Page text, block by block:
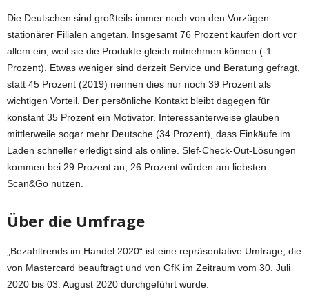
Die Deutschen sind großteils immer noch von den Vorzügen
stationärer Filialen angetan. Insgesamt 76 Prozent kaufen dort vor
allem ein, weil sie die Produkte gleich mitnehmen können (-1
Prozent). Etwas weniger sind derzeit Service und Beratung gefragt,
statt 45 Prozent (2019) nennen dies nur noch 39 Prozent als
wichtigen Vorteil. Der persönliche Kontakt bleibt dagegen für
konstant 35 Prozent ein Motivator. Interessanterweise glauben
mittlerweile sogar mehr Deutsche (34 Prozent), dass Einkäufe im
Laden schneller erledigt sind als online. Slef-Check-Out-Lösungen
kommen bei 29 Prozent an, 26 Prozent würden am liebsten
Scan&Go nutzen.
Über die Umfrage
„Bezahltrends im Handel 2020“ ist eine repräsentative Umfrage, die
von Mastercard beauftragt und von GfK im Zeitraum vom 30. Juli
2020 bis 03. August 2020 durchgeführt wurde.